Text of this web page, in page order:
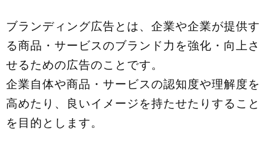
ブランディング広告とは、企業や企業が提供す
る商品・サービスのブランド力を強化・向上さ
せるための広告のことです。
企業自体や商品・サービスの認知度や理解度を
高めたり、良いイメージを持たせたりすること
を目的とします。